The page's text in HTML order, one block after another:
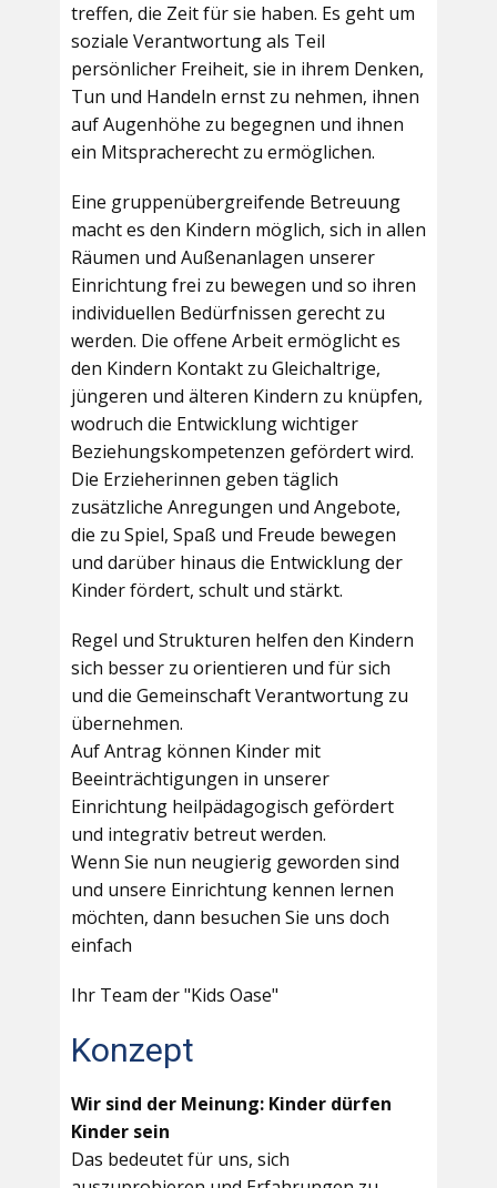
treffen, die Zeit für sie haben. Es geht um
soziale Verantwortung als Teil
persönlicher Freiheit, sie in ihrem Denken,
Tun und Handeln ernst zu nehmen, ihnen
auf Augenhöhe zu begegnen und ihnen
ein Mitspracherecht zu ermöglichen.
Eine gruppenübergreifende Betreuung
macht es den Kindern möglich, sich in allen
Räumen und Außenanlagen unserer
Einrichtung frei zu bewegen und so ihren
individuellen Bedürfnissen gerecht zu
werden. Die offene Arbeit ermöglicht es
den Kindern Kontakt zu Gleichaltrige,
jüngeren und älteren Kindern zu knüpfen,
wodruch die Entwicklung wichtiger
Beziehungskompetenzen gefördert wird.
Die Erzieherinnen geben täglich
zusätzliche Anregungen und Angebote,
die zu Spiel, Spaß und Freude bewegen
und darüber hinaus die Entwicklung der
Kinder fördert, schult und stärkt.
Regel und Strukturen helfen den Kindern
sich besser zu orientieren und für sich
und die Gemeinschaft Verantwortung zu
übernehmen.
Auf Antrag können Kinder mit
Beeinträchtigungen in unserer
Einrichtung heilpädagogisch gefördert
und integrativ betreut werden.
Wenn Sie nun neugierig geworden sind
und unsere Einrichtung kennen lernen
möchten, dann besuchen Sie uns doch
einfach
Ihr Team der "Kids Oase"
Konzept
Wir sind der Meinung: Kinder dürfen
Kinder sein
Das bedeutet für uns, sich